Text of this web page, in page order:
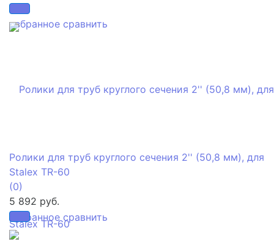
избранное сравнить
избранное сравнить
Ролики для труб круглого сечения 2'' (50,8 мм), для
Stalex TR-60
(0)
5 892 руб.